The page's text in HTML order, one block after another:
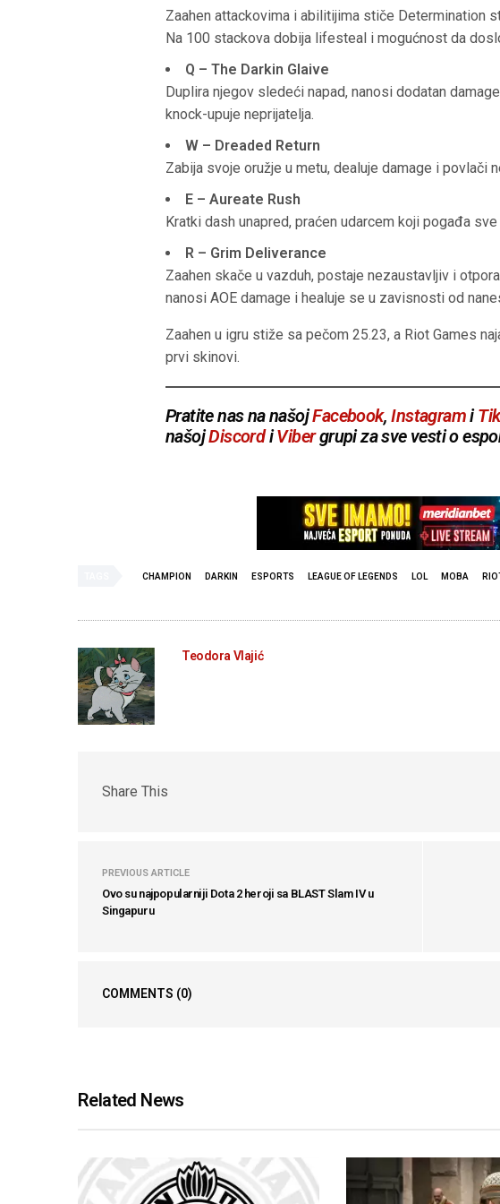
y
Zaahen attackovima i abilitijima stiče Determination
Na 100 stackova dobija lifesteal i mogućnost da
Q – The Darkin Glaive
Duplira njegov sledeći napad, nanosi dodatan
knock-upuje neprijatelja.
W – Dreaded Return
Zabija svoje oružje u metu, dealuje damage i povlači
E – Aureate Rush
Kratki dash unapred, praćen udarcem koji pogađa
R – Grim Deliverance
Zaahen skače u vazduh, postaje nezaustavljiv i
nanosi AOE damage i healuje se u zavisnosti od
Zaahen u igru stiže sa pečom 25.23, a Riot Games
prvi skinovi.
Pratite nas na našojFacebook,Instagrami
našojDiscordiVibergrupi za sve vesti o
CHAMPION DARKIN ESPORTS LEAGUE OF LEGENDS LOL MOBA
Teodora Vlajić
Share This
PREVIOUS ARTICLE
Ovo su najpopularniji Dota 2 heroji sa BLAST Slam IV u
Singapuru
COMMENTS (0)
Related News